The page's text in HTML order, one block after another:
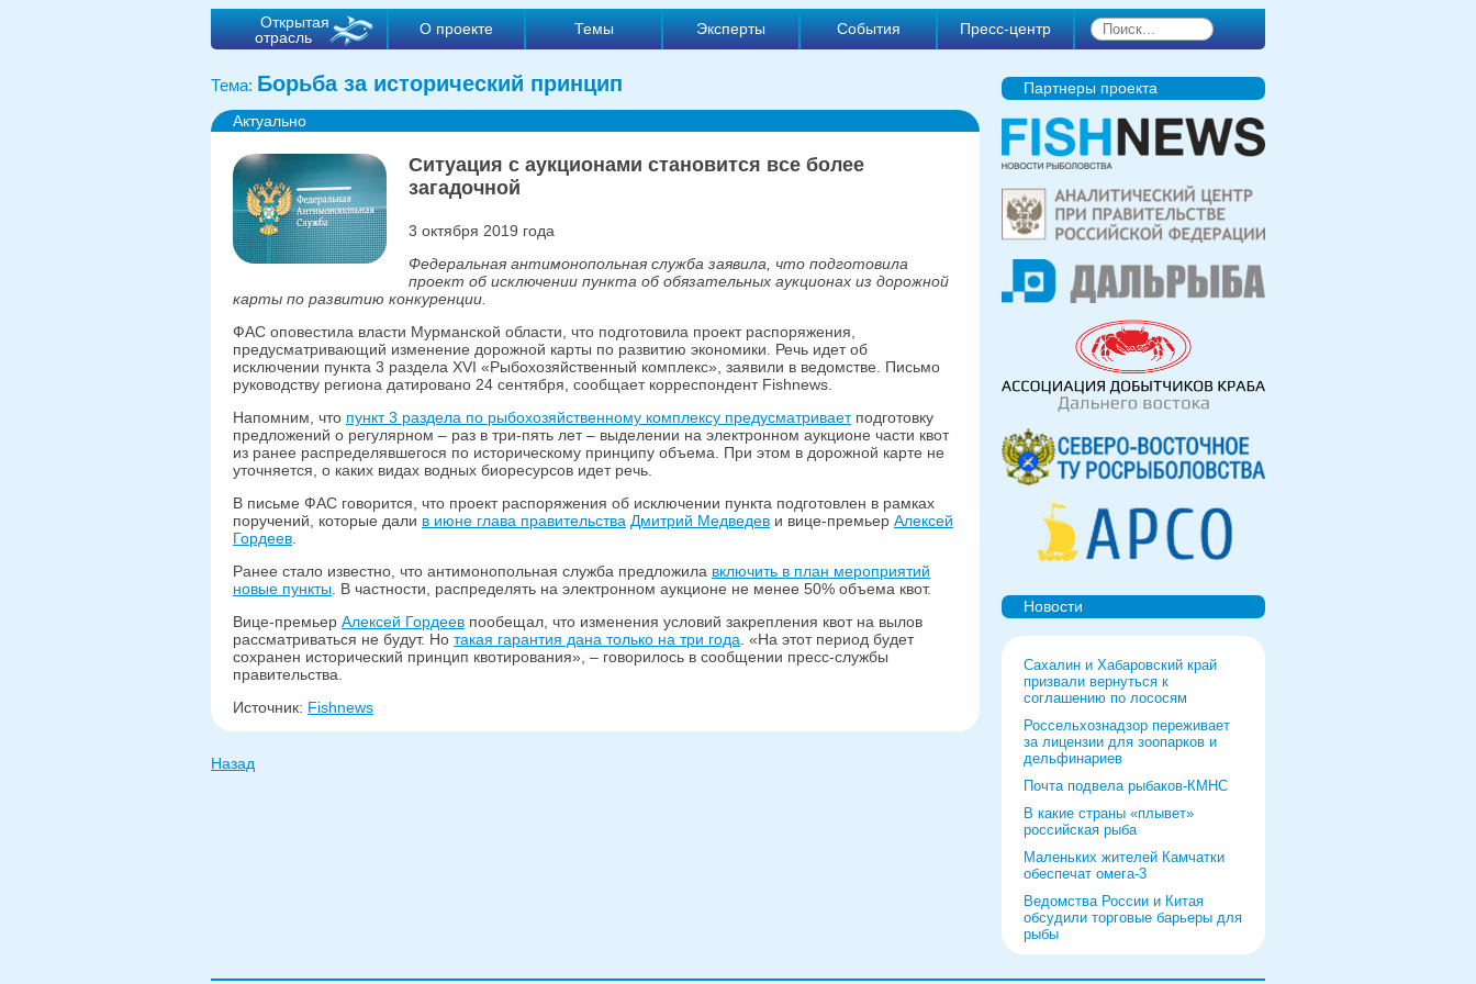
Открытая
отрасль
О проекте Темы Эксперты События Пресс-центр
Тема: Борьба за исторический принцип
Актуально
Ситуация с аукционами становится все более
загадочной
3 октября 2019 года
Федеральная антимонопольная служба заявила, что подготовила
проект об исключении пункта об обязательных аукционах из дорожной
карты по развитию конкуренции.
ФАС оповестила власти Мурманской области, что подготовила проект распоряжения,
предусматривающий изменение дорожной карты по развитию экономики. Речь идет об
исключении пункта 3 раздела XVI «Рыбохозяйственный комплекс», заявили в ведомстве. Письмо
руководству региона датировано 24 сентября, сообщает корреспондент Fishnews.
Напомним, что пункт 3 раздела по рыбохозяйственному комплексу предусматриваетподготовку
предложений о регулярном – раз в три-пять лет – выделении на электронном аукционе части квот
из ранее распределявшегося по историческому принципу объема. При этом в дорожной карте не
уточняется, о каких видах водных биоресурсов идет речь.
В письме ФАС говорится, что проект распоряжения об исключении пункта подготовлен в рамках
поручений, которые дали в июне глава правительства Дмитрий Медведев и вице-премьер Алексей
Гордеев
Ранее стало известно, что антимонопольная служба предложила включить в план мероприятий
новые пункты . В частности, распределять на электронном аукционе не менее 50% объема квот.
Вице-премьер Алексей Гордеев пообещал, что изменения условий закрепления квот на вылов
рассматриваться не будут. Но такая гарантия дана только на три года . «На этот период будет
сохранен исторический принцип квотирования», – говорилось в сообщении пресс-службы
правительства.
Источник: Fishnews
Назад
Партнеры проекта
Новости
Сахалин и Хабаровский край
призвали вернуться к
соглашению по лососям
Россельхознадзор переживает
за лицензии для зоопарков и
дельфинариев
Почта подвела рыбаков-КМНС
В какие страны «плывет»
российская рыба
Маленьких жителей Камчатки
обеспечат омега-3
Ведомства России и Китая
обсудили торговые барьеры для
рыбы
форуму и выставке в Питере